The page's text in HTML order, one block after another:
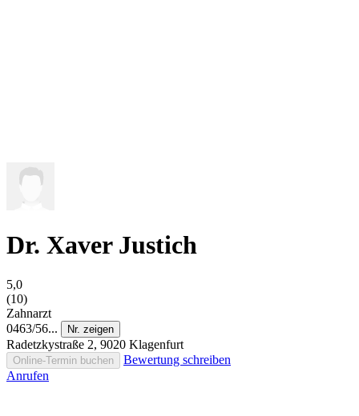
Dr. Xaver Justich
5,0
(10)
Zahnarzt
0463/56...
Nr. zeigen
Radetzkystraße 2, 9020 Klagenfurt
Online-Termin buchen
Bewertung schreiben
Anrufen